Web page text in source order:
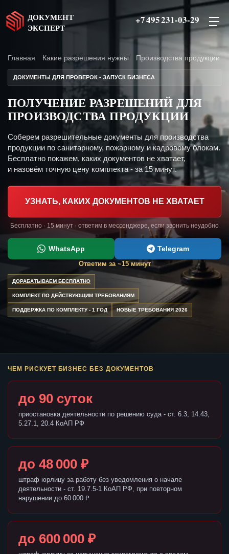
ДОКУМЕНТ
ЭКСПЕРТ
+7 495 231-03-29
Главная Какие разрешения нужны Производства продукции
ДОКУМЕНТЫ ДЛЯ ПРОВЕРОК • ЗАПУСК БИЗНЕСА
ПОЛУЧЕНИЕ РАЗРЕШЕНИЙ ДЛЯ
ПРОИЗВОДСТВА ПРОДУКЦИИ
Соберем разрешительные документы для производства
продукции по санитарному, пожарному и кадровому блокам.
Бесплатно покажем, каких документов не хватает,
и назовём точную цену комплекта - за 15 минут.
УЗНАТЬ, КАКИХ ДОКУМЕНТОВ НЕ ХВАТАЕТ
Бесплатно · 15 минут · ответим в мессенджере, если звонить неудобно
WhatsApp Telegram
Ответим за ~15 минут
ДОРАБАТЫВАЕМ БЕСПЛАТНО
КОМПЛЕКТ ПО ДЕЙСТВУЮЩИМ ТРЕБОВАНИЯМ
ПОДДЕРЖКА ПО КОМПЛЕКТУ - 1 ГОД НОВЫЕ ТРЕБОВАНИЯ 2026
ЧЕМ РИСКУЕТ БИЗНЕС БЕЗ ДОКУМЕНТОВ
до 90 суток
приостановка деятельности по решению суда - ст. 6.3, 14.43,
5.27.1, 20.4 КоАП РФ
до 48 000 ₽
штраф юрлицу за работу без уведомления о начале
деятельности - ст. 19.7.5-1 КоАП РФ, при повторном
нарушении до 60 000 ₽
до 600 000 ₽